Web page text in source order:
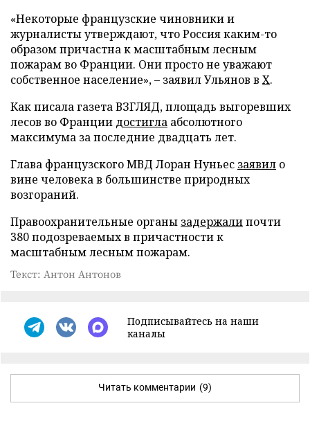
«Некоторые французские чиновники и
журналисты утверждают, что Россия каким-то
образом причастна к масштабным лесным
пожарам во Франции. Они просто не уважают
собственное население», – заявил Ульянов в X.
Как писала газета ВЗГЛЯД, площадь выгоревших
лесов во Франции достигла абсолютного
максимума за последние двадцать лет.
Глава французского МВД Лоран Нуньес заявил о
вине человека в большинстве природных
возгораний.
Правоохранительные органы задержалипочти
380 подозреваемых в причастности к
масштабным лесным пожарам.
Текст: Антон Антонов
Подписывайтесь на наши
каналы
Читать комментарии (9)